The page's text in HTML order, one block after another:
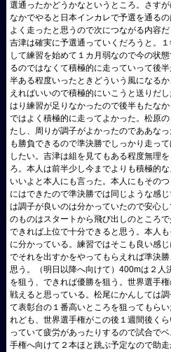
選通ったかどうかなというところ。さす
なかでやると日本インカレで予選を通る
よく走ったと思うので次につながる内容
吉津は確実に予選通っていくだろうと。
して練習を始めて１カ月弱なので今の状
るのではなくて積極的に走っていって後
半ある程度いったときどういう風になる
えればいいので積極的にいこうと送りだ
はり練習が足りなかったので後半もたな
ではよく積極的に走ってよかった。松原
たし、周りが調子がよかったのでああな
も勝負できるので準決勝でしっかり走っ
したい。吉津は組を見てもある程度無理
ろ。本人は前半少し今までよりも積極的
いいよと本人にも言った。本人にもその
にはできたので準決勝では同じような感
は調子が良いのは分かっていたので安心
のものはスタートから飛び出しのところ
できれば上位で十分できると思う。本人
に分かっている。練習ではそこも良い感
でそれを出すかをやってもらえれば準決
思う。（明日以降へ向けて）400mは２人
を狙う、できれば優勝を狙う。世界選手
戦えると思っている。松尾にかんしては
て表彰台の１番高いところを狙ってもら
れども、世界選手権がこの後１週間後く
っていて疲労があったりするので試合で
手権へ向けて２本ほと跳ぶ予定なので助